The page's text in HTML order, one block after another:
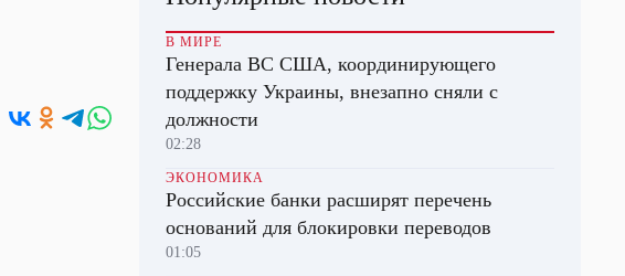
В МИРЕ
Генерала ВС США, координирующего
поддержку Украины, внезапно сняли с
должности
02:28
ЭКОНОМИКА
Российские банки расширят перечень
оснований для блокировки переводов
01:05